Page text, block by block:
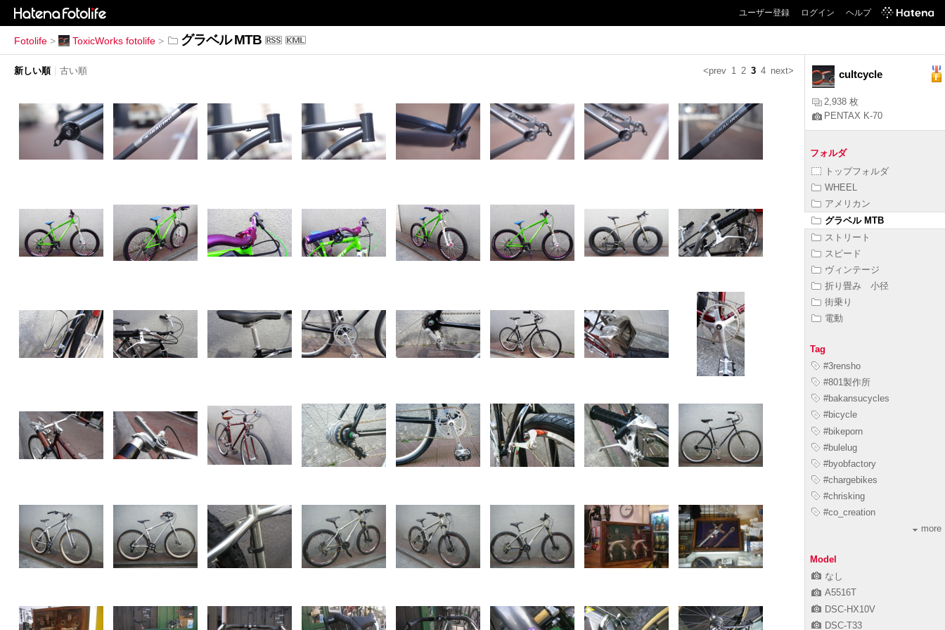
ユーザー登録 ログイン ヘルプ
Fotolife > ToxicWorks fotolife > グラベル MTB
<prev 1 2 3 4 next>
新しい順 古い順 cultcycle
2,938 枚
PENTAX K-70
フォルダ
トップフォルダ
WHEEL
アメリカン
グラベル MTB
ストリート
スピード
ヴィンテージ
折り畳み 小径
街乗り
電動
Tag
#3rensho
#801製作所
#bakansucycles
#bicycle
#bikeporn
#bulelug
#byobfactory
#chargebikes
#chrisking
#co_creation
more
Model
なし
A5516T
DSC-HX10V
DSC-T33